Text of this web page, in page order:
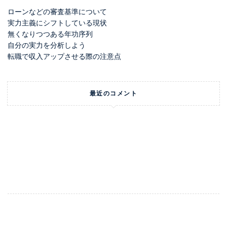
ローンなどの審査基準について
実力主義にシフトしている現状
無くなりつつある年功序列
自分の実力を分析しよう
転職で収入アップさせる際の注意点
最近のコメント